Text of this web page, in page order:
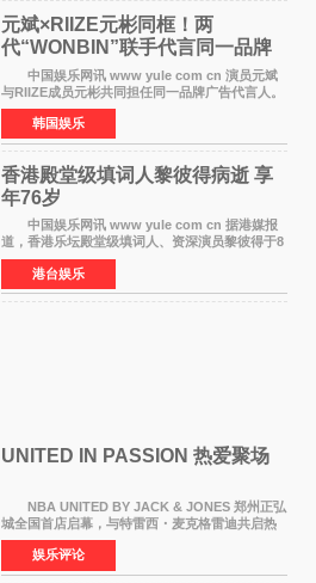
元斌×RIIZE元彬同框！两
代“WONBIN”联手代言同一品牌
颜值天花板合体
中国娱乐网讯 www yule com cn 演员元斌
与RIIZE成员元彬共同担任同一品牌广告代言人。
6日据独家报道，继演员元斌之后，RIIZE元彬最
近也被选为某在线中介平台A公司的共同广告代言
人，两人将作
韩国娱乐
香港殿堂级填词人黎彼得病逝 享
年76岁​
中国娱乐网讯 www yule com cn 据港媒报
道，香港乐坛殿堂级填词人、资深演员黎彼得于8
月5日上午因病离世，终年76岁。好友钟志光透
露，黎彼得今年3月中风后便卧床休养，身体机能
持续衰退，最
港台娱乐
UNITED IN PASSION 热爱聚场
NBA UNITED BY JACK & JONES 郑州正弘
城全国首店启幕，与特雷西・麦克格雷迪共启热
爱 2026 年7 月21 日，
NBAUNITEDBYJACK&JONES 全国首店，于郑
州正弘城正式启幕。NBA 传奇球星
娱乐评论